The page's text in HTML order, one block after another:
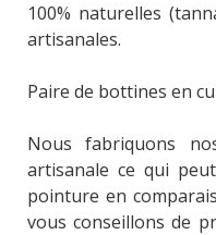
100% naturelles
artisanales.
Paire de bottines en
Nous fabriquons
artisanale ce qui
pointure en
vous conseillons de